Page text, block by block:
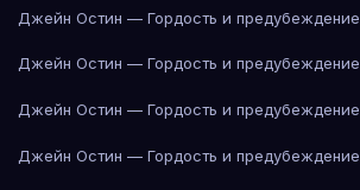
Джейн Остин — Гордость и предубеждение
Джейн Остин — Гордость и предубеждение
Джейн Остин — Гордость и предубеждение
Джейн Остин — Гордость и предубеждение